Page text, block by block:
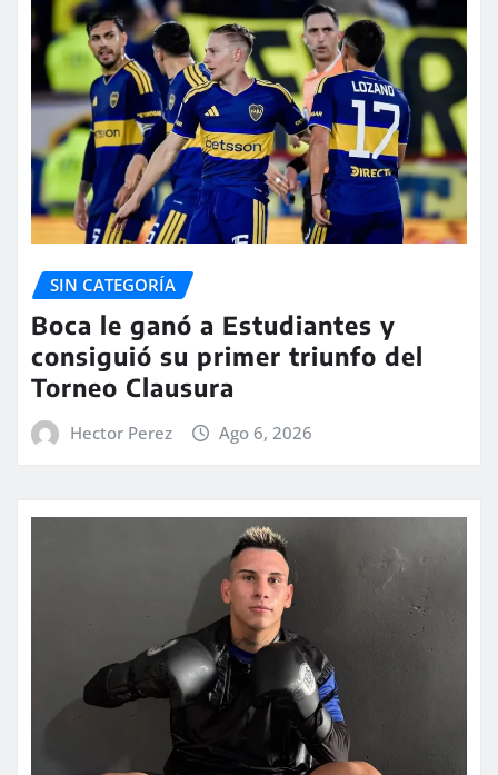
SIN CATEGORÍA
Boca le ganó a Estudiantes y
consiguió su primer triunfo del
Torneo Clausura
Hector Perez Ago 6, 2026